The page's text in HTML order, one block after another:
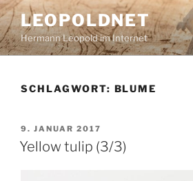
Zum
Inhalt
springen
LEOPOLDNET
Hermann Leopold im Internet
SCHLAGWORT: BLUME
VERÖFFENTLICHT
AM
9. JANUAR 2017
Yellow tulip (3/3)